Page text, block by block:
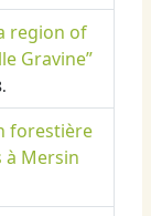
region of
Gravine”
forestière
à Mersin